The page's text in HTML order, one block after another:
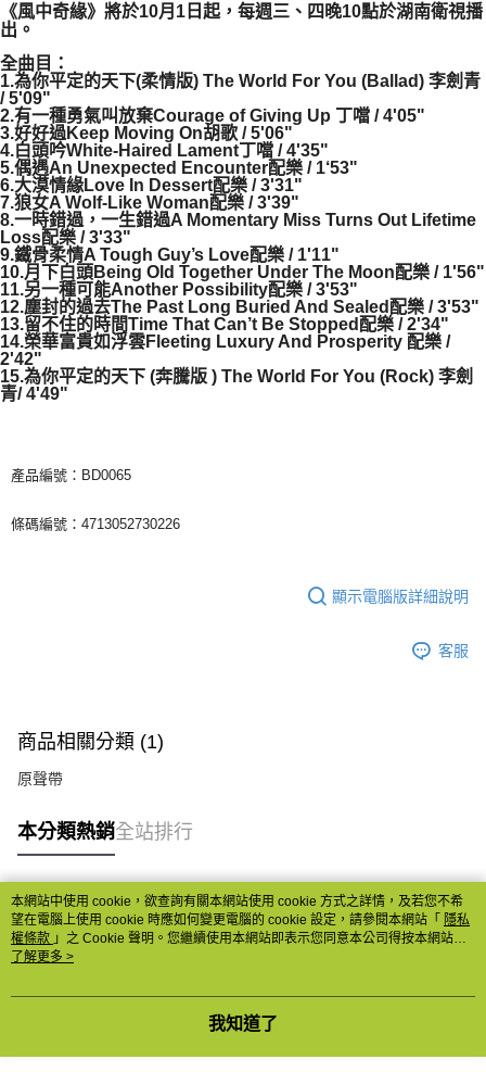
《風中奇緣》將於10月1日起，每週三、四晚10點於湖南衛視播
出。
全曲目：
1.為你平定的天下(柔情版) The World For You (Ballad) 李劍青
/ 5'09"
2.有一種勇氣叫放棄Courage of Giving Up 丁噹 / 4'05"
3.好好過Keep Moving On胡歌 / 5'06"
4.白頭吟White-Haired Lament丁噹 / 4'35"
5.偶遇An Unexpected Encounter配樂 / 1‘53"
6.大漠情緣Love In Dessert配樂 / 3'31"
7.狼女A Wolf-Like Woman配樂 / 3'39"
8.一時錯過，一生錯過A Momentary Miss Turns Out Lifetime
Loss配樂 / 3'33"
9.鐵骨柔情A Tough Guy’s Love配樂 / 1'11"
10.月下白頭Being Old Together Under The Moon配樂 / 1'56"
11.另一種可能Another Possibility配樂 / 3'53"
12.塵封的過去The Past Long Buried And Sealed配樂 / 3'53"
13.留不住的時間Time That Can’t Be Stopped配樂 / 2'34"
14.榮華富貴如浮雲Fleeting Luxury And Prosperity 配樂 /
2'42"
15.為你平定的天下 (奔騰版 ) The World For You (Rock) 李劍
青/ 4'49"
產品編號：BD0065
條碼編號：4713052730226
顯示電腦版詳細說明
客服
商品相關分類 (1)
原聲帶
本分類熱銷全站排行
熱門標籤
本網站中使用 cookie，欲查詢有關本網站使用 cookie 方式之詳情，及若您不希
望在電腦上使用 cookie 時應如何變更電腦的 cookie 設定，請參閱本網站「 隱私
權條款 」之 Cookie 聲明。您繼續使用本網站即表示您同意本公司得按本網站使
用條款之 Cookie 聲明使用 cookie。
了解更多 >
我知道了